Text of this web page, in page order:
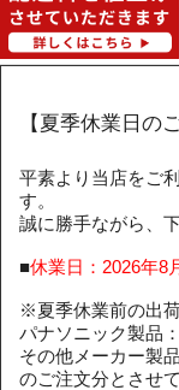
【夏季休業日の
平素より当店をご
す。
誠に勝手ながら、
■休業日：2026年8
※夏季休業前の出
パナソニック製品
その他メーカー製
のご注文分とさせ